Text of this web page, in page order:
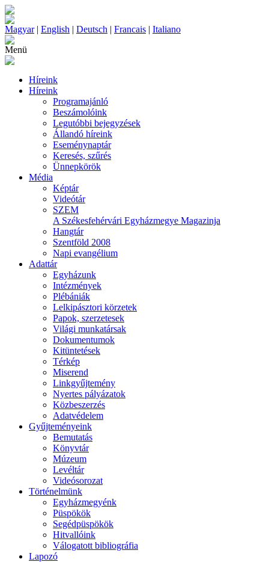
Magyar| English | Deutsch | Francais | Italiano
Menü
Híreink
Híreink
Programajánló
Beszámolóink
Legutóbbi bejegyzések
Állandó híreink
Eseménynaptár
Keresés, szűrés
Ünnepkörök
Média
Képtár
Videótár
SZEM
A Székesfehérvári Egyházmegye Magazinja
Hangtár
Szentföld 2008
Napi evangélium
Adattár
Egyházunk
Intézmények
Plébániák
Lelkipásztori körzetek
Papok, szerzetesek
Világi munkatársak
Dokumentumok
Kitüntetések
Térkép
Miserend
Linkgyűjtemény
Nyertes pályázatok
Közbeszerzés
Adatvédelem
Gyűjteményeink
Bemutatás
Könyvtár
Múzeum
Levéltár
Videósorozat
Történelmünk
Egyházmegyénk
Püspökök
Segédpüspökök
Hitvallóink
Válogatott bibliográfia
Lapozó